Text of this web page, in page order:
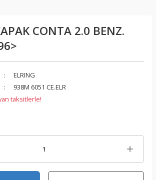
CONTA 2.0 BENZ.
ELRING
938M 6051 CE.ELR
taksitlerle!